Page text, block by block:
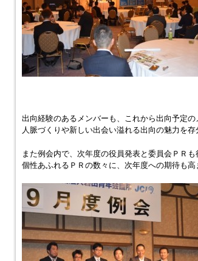
出向経験のあるメンバーも、これから出向予定の
人脈づくりや新しい出会い溢れる出向の魅力を存
また例会内で、次年度の役員発表と委員会ＰＲも
個性あふれるＰＲの数々に、次年度への期待も高